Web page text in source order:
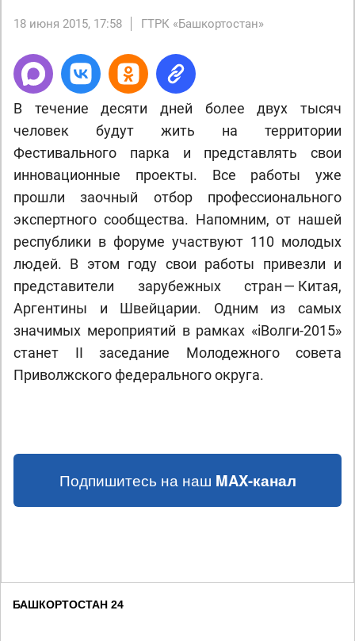
18 июня 2015, 17:58 ГТРК «Башкортостан»
В течение десяти дней более двух тысяч
человек будут жить на территории
Фестивального парка и представлять свои
инновационные проекты. Все работы уже
прошли заочный отбор профессионального
экспертного сообщества. Напомним, от нашей
республики в форуме участвуют 110 молодых
людей. В этом году свои работы привезли и
представители зарубежных стран — Китая,
Аргентины и Швейцарии. Одним из самых
значимых мероприятий в рамках «iВолги-2015»
станет II заседание Молодежного совета
Приволжского федерального округа.
Подпишитесь на наш MAX-канал
БАШКОРТОСТАН 24